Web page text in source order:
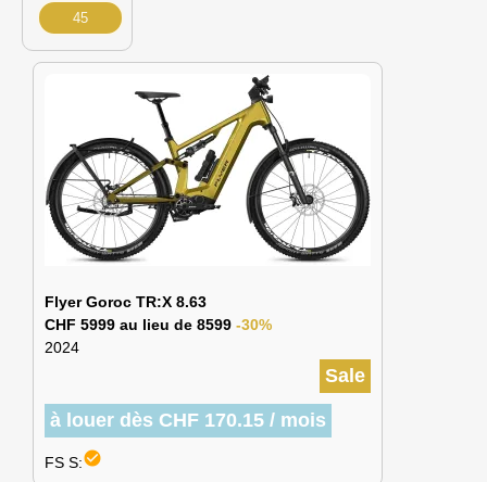
45
Flyer Goroc TR:X 8.63
CHF 5999 au lieu de 8599 -30%
2024
Sale
à louer dès CHF 170.15 / mois
FS S:check_circle